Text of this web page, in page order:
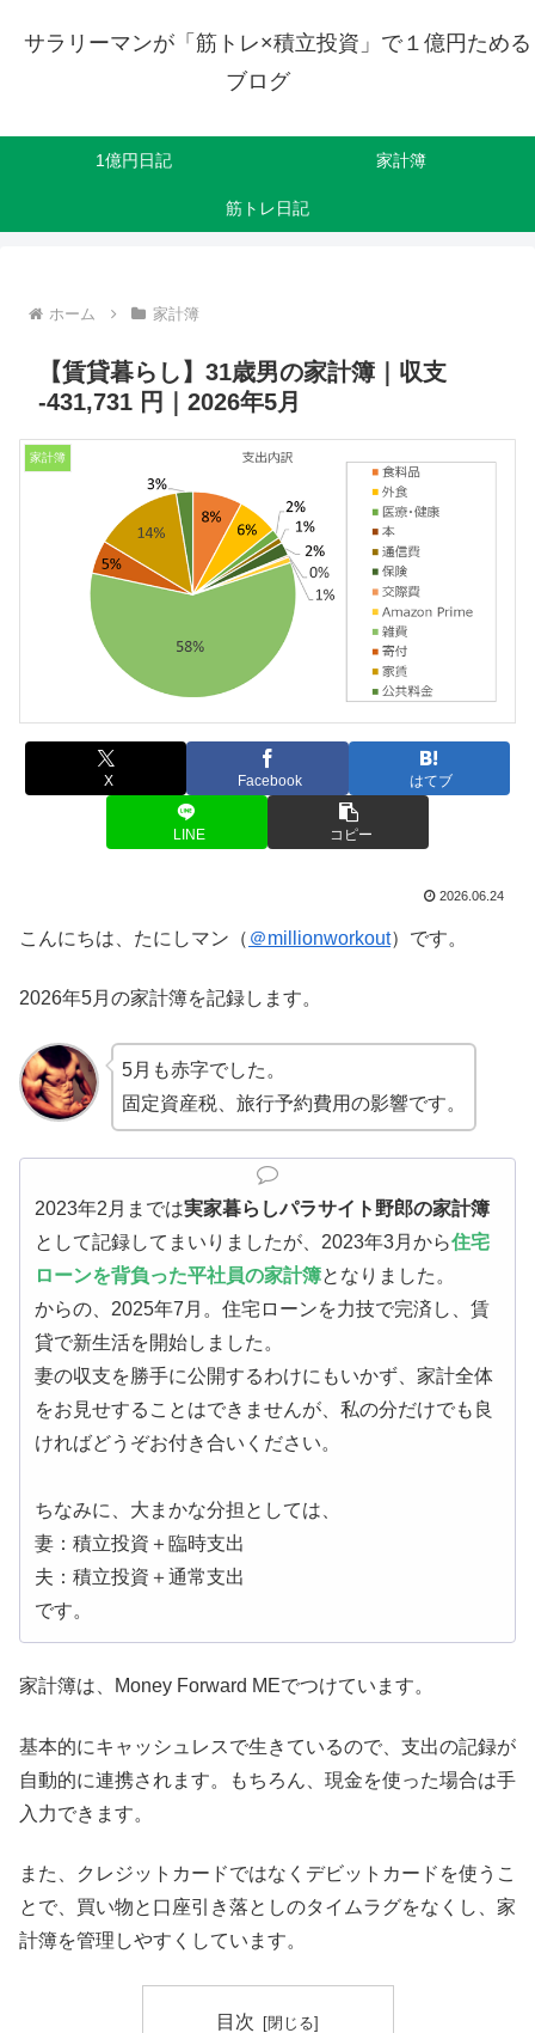
サラリーマンが「筋トレ×積立投資」で１億円ためる
ブログ
1億円日記 家計簿
筋トレ日記
ホーム 家計簿
【賃貸暮らし】31歳男の家計簿｜収支
-431,731 円｜2026年5月
家計簿
X Facebook はてブ
LINE コピー
2026.06.24
こんにちは、たにしマン（ ＠millionworkout）です。
2026年5月の家計簿を記録します。
5月も赤字でした。
固定資産税、旅行予約費用の影響です。
2023年2月までは実家暮らしパラサイト野郎の家計簿
として記録してまいりましたが、2023年3月から住宅
ローンを背負った平社員の家計簿となりました。
からの、2025年7月。住宅ローンを力技で完済し、賃
貸で新生活を開始しました。
妻の収支を勝手に公開するわけにもいかず、家計全体
をお見せすることはできませんが、私の分だけでも良
ければどうぞお付き合いください。
ちなみに、大まかな分担としては、
妻：積立投資＋臨時支出
夫：積立投資＋通常支出
です。
家計簿は、Money Forward MEでつけています。
基本的にキャッシュレスで生きているので、支出の記録が
自動的に連携されます。もちろん、現金を使った場合は手
入力できます。
また、クレジットカードではなくデビットカードを使うこ
とで、買い物と口座引き落としのタイムラグをなくし、家
計簿を管理しやすくしています。
目次